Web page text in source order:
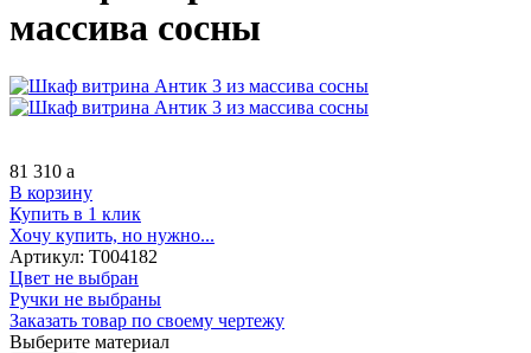
массива сосны
81 310 a
В корзину
Купить в 1 клик
Хочу купить, но нужно...
Артикул: Т004182
Цвет не выбран
Ручки не выбраны
Заказать товар по своему чертежу
Выберите материал